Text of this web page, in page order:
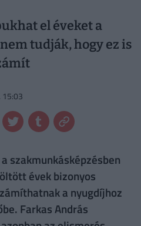
el éveket a
tudják, hogy ez is
15:03
szakmunkásképzésben
évek bizonyos
a nyugdíjhoz
Farkas András